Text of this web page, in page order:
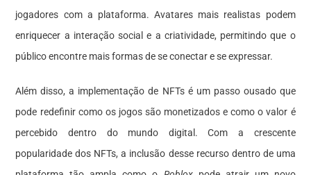
jogadores com a plataforma. Avatares mais realistas podem
enriquecer a interação social e a criatividade, permitindo que o
público encontre mais formas de se conectar e se expressar.
Além disso, a implementação de NFTs é um passo ousado que
pode redefinir como os jogos são monetizados e como o valor é
percebido dentro do mundo digital. Com a crescente
popularidade dos NFTs, a inclusão desse recurso dentro de uma